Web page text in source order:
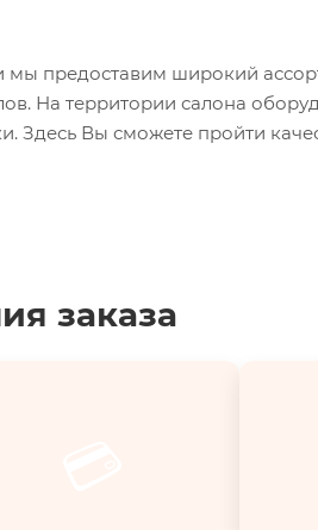
предоставим широкий
На территории салона
Здесь Вы сможете пройти
заказа